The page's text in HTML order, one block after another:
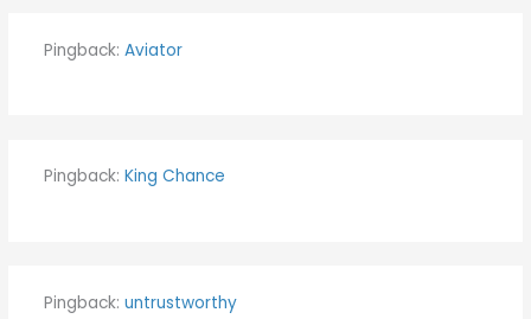
Pingback: Aviator
Pingback: King Chance
Pingback: untrustworthy